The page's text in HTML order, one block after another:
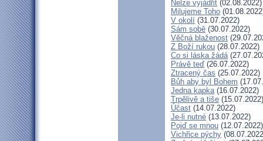
Nelze vyjádřit (02.08.2022)
Milujeme Toho
V okolí (31.07.2022)
Sám sobě (30.07.2022)
Věčná blaženost
Z Boží rukou (28.07.2022)
Co si láska žádá
Právě teď (26.07.2022)
Ztracený čas (25.07.2022)
Bůh aby byl Bohem
Jedna kapka(16.07.2022)
Trpělivě a tiše (15.07.2022)
Účast (14.07.2022)
Je-li nutné (13.07.2022)
Pojď se mnou (12.07.2022)
Vichřice pýchy